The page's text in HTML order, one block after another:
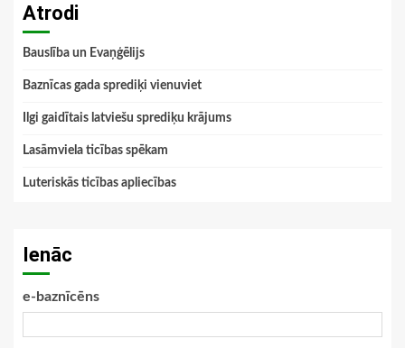
Atrodi
Bauslība un Evaņģēlijs
Baznīcas gada sprediķi vienuviet
Ilgi gaidītais latviešu sprediķu krājums
Lasāmviela ticības spēkam
Luteriskās ticības apliecības
Ienāc
e-baznīcēns